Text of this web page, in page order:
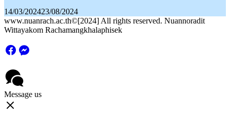
14/03/202423/08/2024
www.nuanrach.ac.th©[2024] All rights reserved. Nuannoradit
Wittayakom Rachamangkhalaphisek
Message us